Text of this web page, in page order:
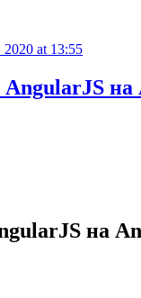
2020 at 13:55
на
на